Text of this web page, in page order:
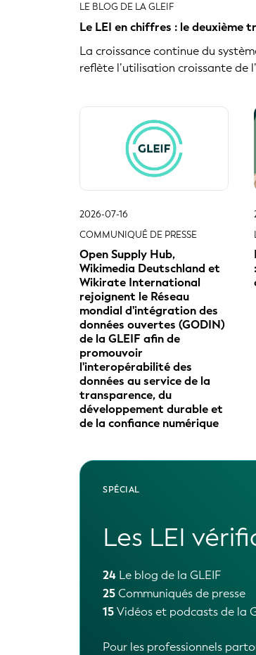
LE BLOG DE LA GLEIF
Le LEI en chiffres : le deuxième
La croissance continue du
reflète l’utilisation croissante de
2026-07-16
COMMUNIQUÉ DE PRESSE
Open Supply Hub,
Wikimedia Deutschland et
Wikirate International
rejoignent le Réseau
mondial d'intégration des
données ouvertes (GODIN)
de la GLEIF afin de
promouvoir
l'interopérabilité des
données au service de la
transparence, du
développement durable et
de la confiance numérique
SPÉCIAL
Lightbulb
22Le blog de la GLEIF
Cette « série de blogs LEI
promotion des LEI dans les